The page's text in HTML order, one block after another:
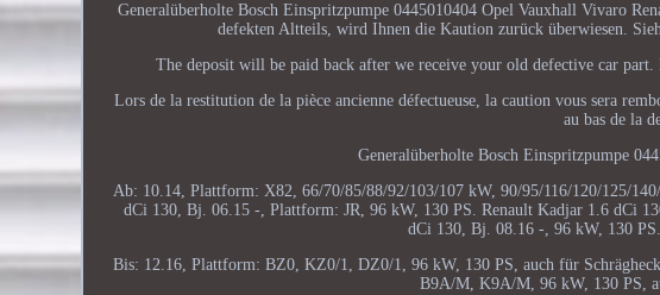
Generalüberholte Bosch Einspritzpumpe 0445010404 Opel Vauxhall Vivaro
defekten Altteils, wird Ihnen die Kaution zurück überwiesen.
The deposit will be paid back after we receive your old defective car
Lors de la restitution de la pièce ancienne défectueuse, la caution vous sera
au bas de la
Generalüberholte Bosch Einspritzpumpe
Ab: 10.14, Plattform: X82, 66/70/85/88/92/103/107 kW, 90/95/116/120/125/
dCi 130, Bj. 06.15 -, Plattform: JR, 96 kW, 130 PS. Renault Kadjar 1.6 dCi
dCi 130, Bj. 08.16 -, 96 kW, 130
Bis: 12.16, Plattform: BZ0, KZ0/1, DZ0/1, 96 kW, 130 PS, auch für
B9A/M, K9A/M, 96 kW, 130 PS,